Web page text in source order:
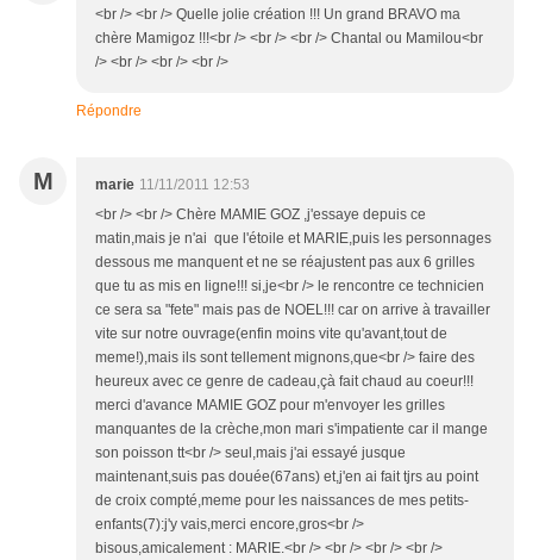
<br /> <br /> Quelle jolie création !!! Un grand BRAVO ma
chère Mamigoz !!!<br /> <br /> <br /> Chantal ou Mamilou<br
/> <br /> <br /> <br />
Répondre
M marie 11/11/2011 12:53
<br /> <br /> Chère MAMIE GOZ ,j'essaye depuis ce
matin,mais je n'ai que l'étoile et MARIE,puis les personnages
dessous me manquent et ne se réajustent pas aux 6 grilles
que tu as mis en ligne!!! si,je<br /> le rencontre ce technicien
ce sera sa "fete" mais pas de NOEL!!! car on arrive à travailler
vite sur notre ouvrage(enfin moins vite qu'avant,tout de
meme!),mais ils sont tellement mignons,que<br /> faire des
heureux avec ce genre de cadeau,çà fait chaud au coeur!!!
merci d'avance MAMIE GOZ pour m'envoyer les grilles
manquantes de la crèche,mon mari s'impatiente car il mange
son poisson tt<br /> seul,mais j'ai essayé jusque
maintenant,suis pas douée(67ans) et,j'en ai fait tjrs au point
de croix compté,meme pour les naissances de mes petits-
enfants(7):j'y vais,merci encore,gros<br />
bisous,amicalement : MARIE.<br /> <br /> <br /> <br />